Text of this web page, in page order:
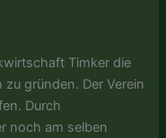
Timker die
gründen. Der Verein
Durch
noch am selben